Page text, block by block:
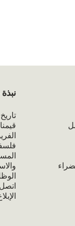
تاريخ
قيمنا